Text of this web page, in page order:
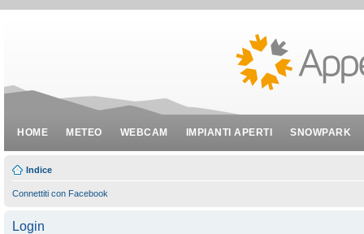
HOME METEO WEBCAM IMPIANTI APERTI SNOWPARK
Indice
Connettiti con Facebook
Login